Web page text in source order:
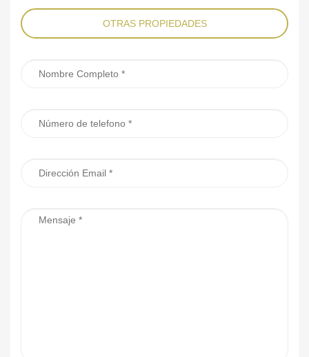
OTRAS PROPIEDADES